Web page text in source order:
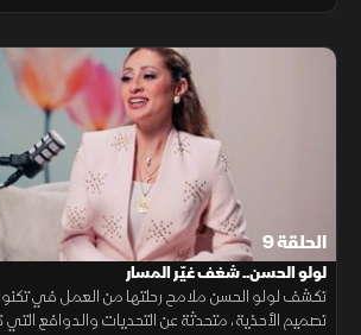
الحلقة 9
لولو الحسن.. شغف غيّر المسار
تكشف لولو الحسن ملامح رحلتها من العمل في
تصميم الأحذية، متحدثة عن التحديات والدوافع التي